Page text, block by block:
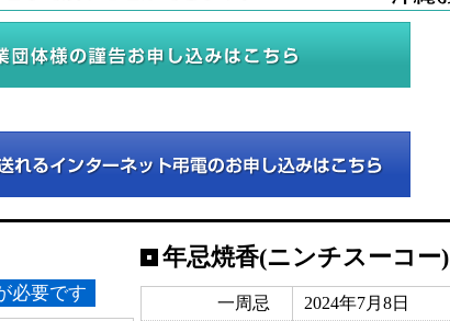
必要です
年忌焼香(ニンチスーコー)
一周忌 2024年7月8日